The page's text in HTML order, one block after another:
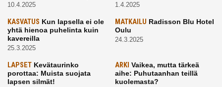
10.4.2025 1.4.2025
KASVATUS Kun lapsella ei ole
yhtä hienoa puhelinta kuin
kavereilla
25.3.2025
MATKAILU Radisson Blu Hotel
Oulu
24.3.2025
LAPSET Kevätaurinko
porottaa: Muista suojata
lapsen silmät!
ARKI Vaikea, mutta tärkeä
aihe: Puhutaanhan teillä
kuolemasta?